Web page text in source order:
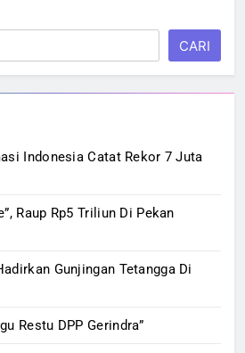
CARI
Indonesia Catat Rekor 7 Juta
Raup Rp5 Triliun Di Pekan
Gunjingan Tetangga Di
Restu DPP Gerindra”